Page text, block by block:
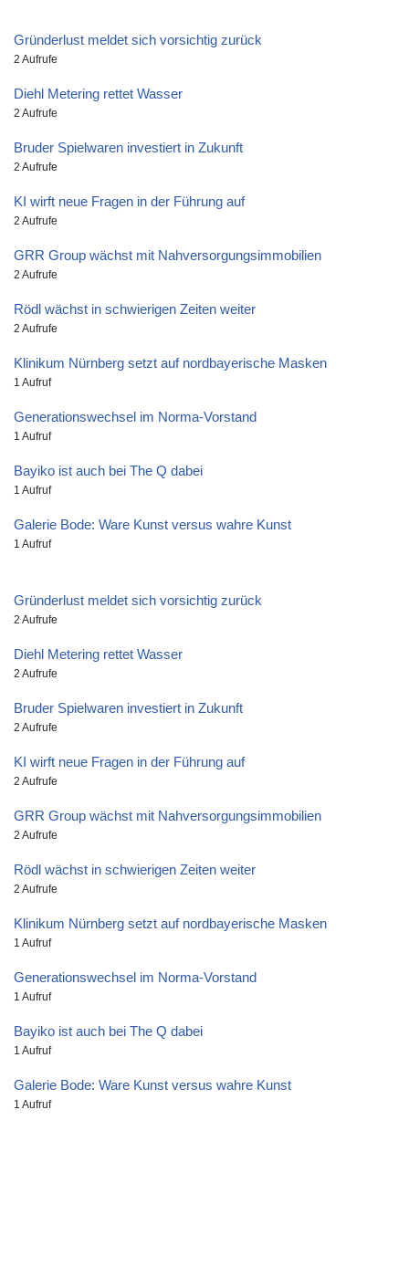
Gründerlust meldet sich vorsichtig zurück
2 Aufrufe
Diehl Metering rettet Wasser
2 Aufrufe
Bruder Spielwaren investiert in Zukunft
2 Aufrufe
KI wirft neue Fragen in der Führung auf
2 Aufrufe
GRR Group wächst mit Nahversorgungsimmobilien
2 Aufrufe
Rödl wächst in schwierigen Zeiten weiter
2 Aufrufe
Klinikum Nürnberg setzt auf nordbayerische Masken
1 Aufruf
Generationswechsel im Norma-Vorstand
1 Aufruf
Bayiko ist auch bei The Q dabei
1 Aufruf
Galerie Bode: Ware Kunst versus wahre Kunst
1 Aufruf
Gründerlust meldet sich vorsichtig zurück
2 Aufrufe
Diehl Metering rettet Wasser
2 Aufrufe
Bruder Spielwaren investiert in Zukunft
2 Aufrufe
KI wirft neue Fragen in der Führung auf
2 Aufrufe
GRR Group wächst mit Nahversorgungsimmobilien
2 Aufrufe
Rödl wächst in schwierigen Zeiten weiter
2 Aufrufe
Klinikum Nürnberg setzt auf nordbayerische Masken
1 Aufruf
Generationswechsel im Norma-Vorstand
1 Aufruf
Bayiko ist auch bei The Q dabei
1 Aufruf
Galerie Bode: Ware Kunst versus wahre Kunst
1 Aufruf